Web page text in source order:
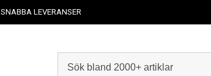
SNABBA LEVERANSER